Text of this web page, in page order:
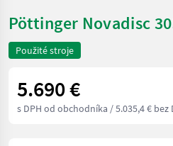
Pöttinger Novadisc
Použité stroje
5.690 €
s DPH od obchodníka / 5.035,4 €